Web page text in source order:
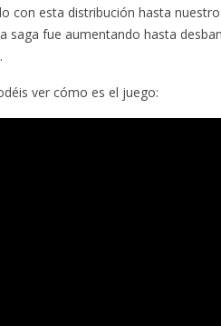
con esta distribución hasta
saga fue aumentando hasta
ver cómo es el juego: